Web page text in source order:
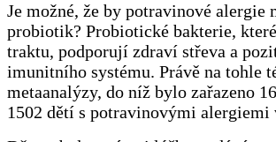
Je možné, že by potravinové
probiotik? Probiotické bakterie,
traktu, podporují zdraví střeva a
imunitního systému. Právě na tohle
metaanalýzy, do níž bylo zařazeno
1502 dětí s potravinovými alergiemi